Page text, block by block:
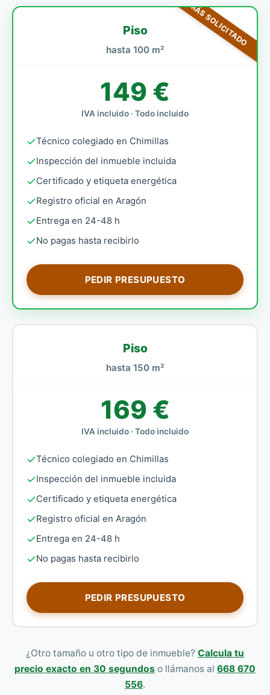
MÁS SOLICITADO
Piso
hasta 100 m²
149 €
IVA incluido · Todo incluido
Técnico colegiado en Chimillas
Inspección del inmueble incluida
Certificado y etiqueta energética
Registro oficial en Aragón
Entrega en 24-48 h
No pagas hasta recibirlo
PEDIR PRESUPUESTO
Piso
hasta 150 m²
169 €
IVA incluido · Todo incluido
Técnico colegiado en Chimillas
Inspección del inmueble incluida
Certificado y etiqueta energética
Registro oficial en Aragón
Entrega en 24-48 h
No pagas hasta recibirlo
PEDIR PRESUPUESTO
¿Otro tamaño u otro tipo de inmueble? Calcula tu
precio exacto en 30 segundos o llámanos al 668 670
556.